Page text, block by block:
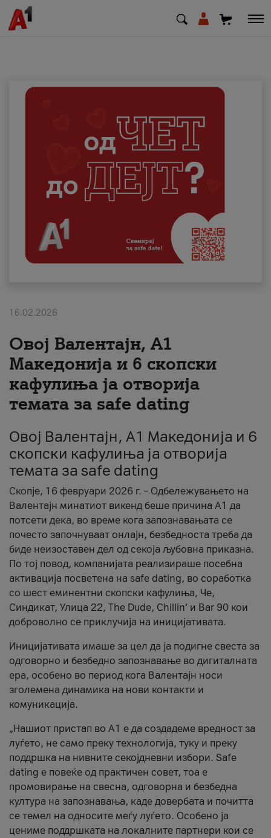
Деловни
Поддршка
Надополни кредит
Плати сметка
#ПодобарОнлајн
16.02.2026
Овој Валентајн, A1
Македонија и 6 скопски
кафулиња ја отворија
темата за safe dating
Овој Валентајн, A1 Македонија и 6
скопски кафулиња ја отворија
темата за safe dating
Скопје, 16 февруари 2026 г. – Одбележувањето на
Валентајн минатиот викенд беше причина А1 да
потсети дека, во време кога запознавањата се
почесто започнуваат онлајн, безбедноста треба да
биде неизоставен дел од секоја љубовна приказна.
По тој повод, компанијата реализираше посебна
активација посветена на safe dating, во соработка
со шест еминентни скопски кафулиња, Че,
Синдикат, Улица 22, The Dude, Chillin’ и Bar 90 кои
доброволно се приклучија на иницијативата.
Иницијативата имаше за цел да ја подигне свеста за
одговорно и безбедно запознавање во дигиталната
ера, особено во период кога Валентајн носи
зголемена динамика на нови контакти и
комуникација.
„Нашиот пристап во А1 е да создадеме вредност за
луѓето, не само преку технологија, туку и преку
поддршка на нивните секојдневни избори. Safe
dating е повеќе од практичен совет, тоа е
промовирање на свесна, одговорна и безбедна
култура на запознавања, каде довербата и почитта
се темел на односите меѓу луѓето. Особено ја
цениме поддршката на локалните партнери кои се